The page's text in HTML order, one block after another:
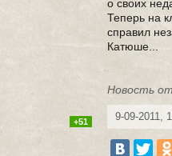
о своих
Теперь на
справил
Катюше...
Новость
9-09-2011,
+51